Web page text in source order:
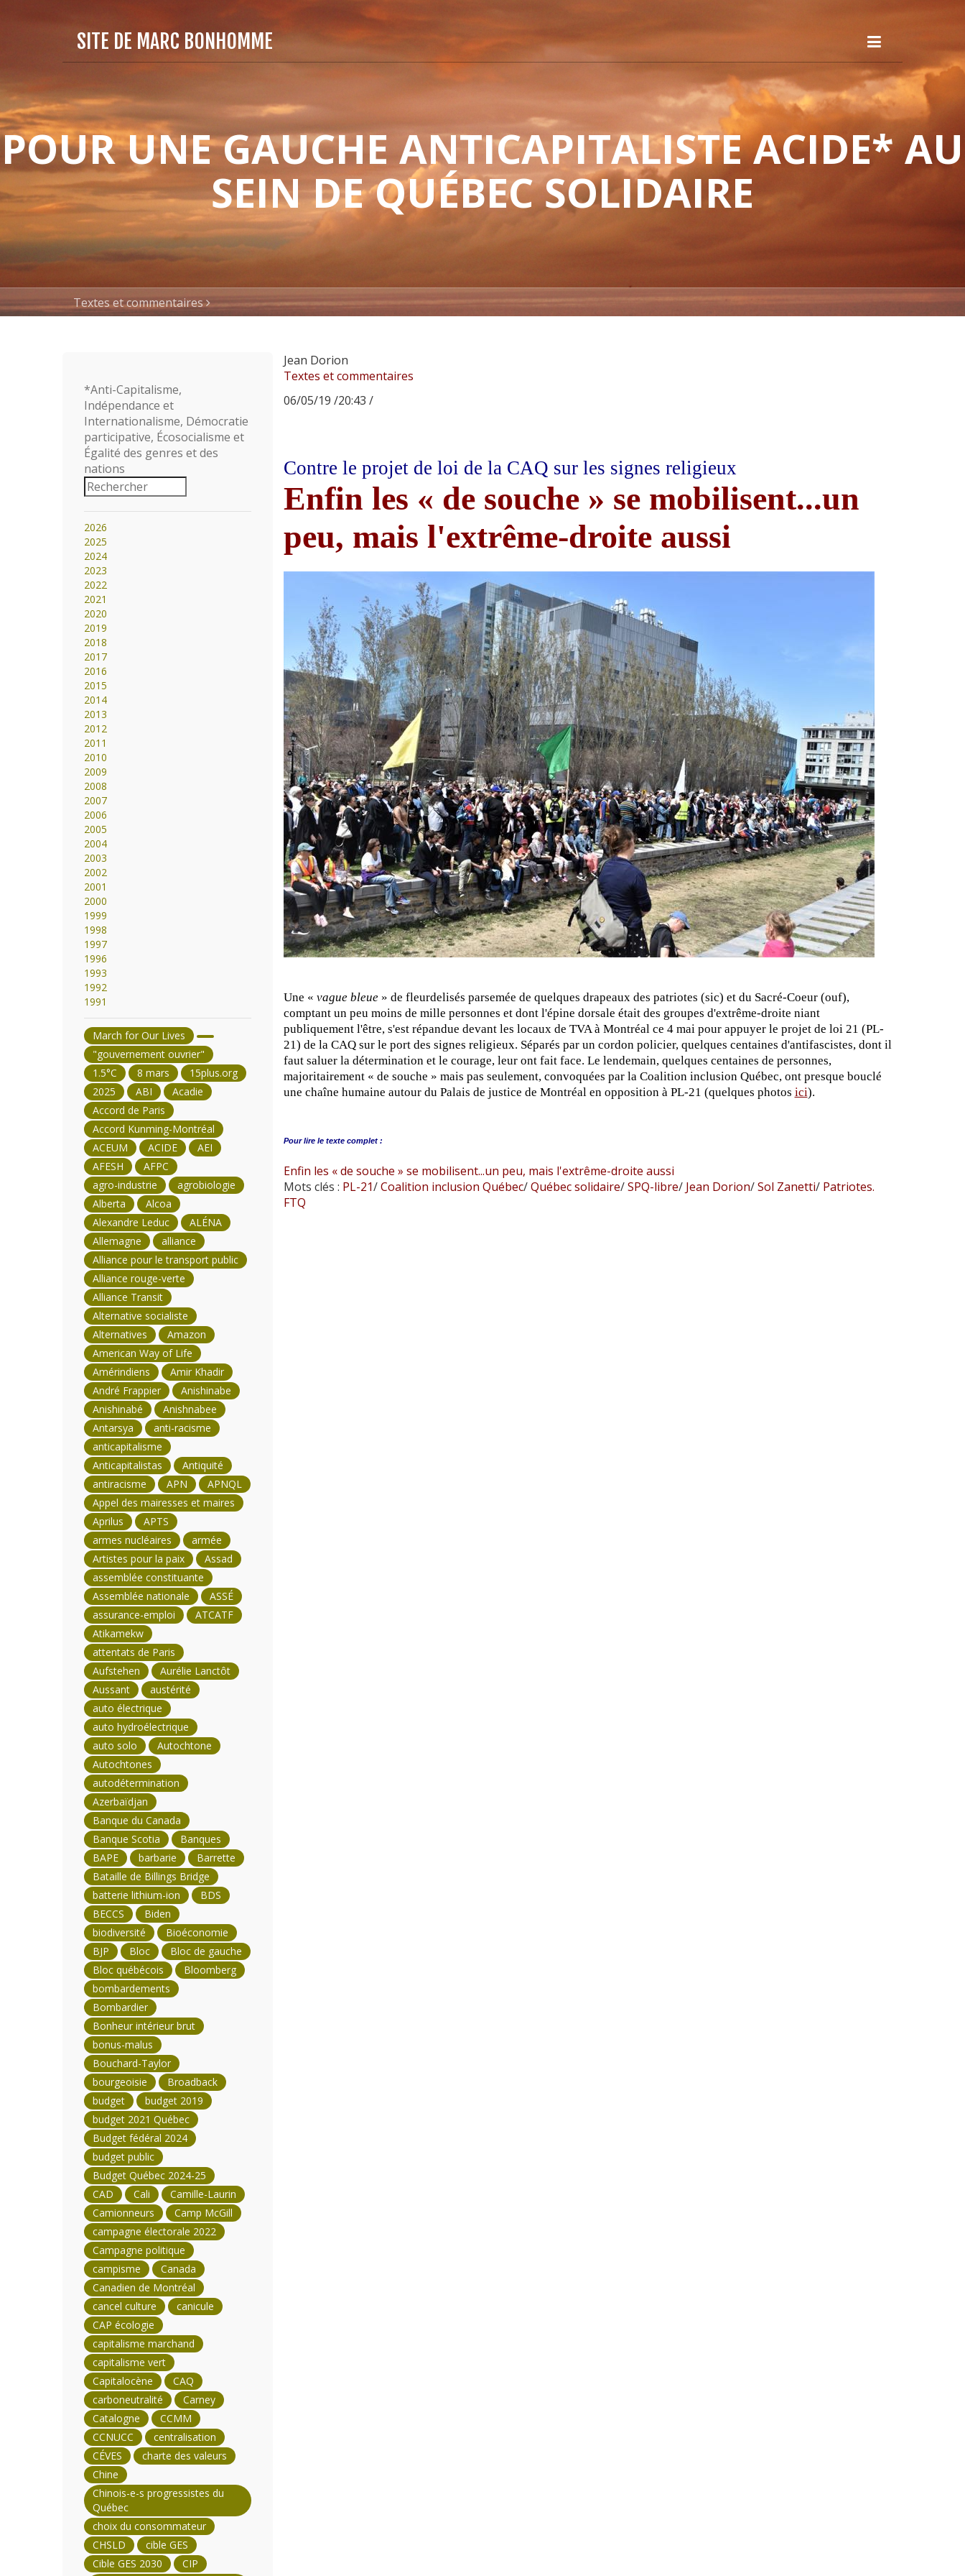
SITE DE MARC BONHOMME
POUR UNE GAUCHE ANTICAPITALISTE ACIDE* AU
SEIN DE QUÉBEC SOLIDAIRE
Textes et commentaires
Jean Dorion
Textes et commentaires
06/05/19 /20:43 /
Contre le projet de loi de la CAQ sur les signes religieux
Enfin les « de souche » se mobilisent...un
peu, mais l'extrême-droite aussi
Une « vague bleue» de fleurdelisés parsemée de quelques drapeaux des patriotes (sic) et du Sacré-Coeur (ouf),
comptant un peu moins de mille personnes et dont l'épine dorsale était des groupes d'extrême-droite niant
publiquement l'être, s'est répandue devant les locaux de TVA à Montréal ce 4 mai pour appuyer le projet de loi 21 (PL-
21) de la CAQ sur le port des signes religieux. Séparés par un cordon policier, quelques centaines d'antifascistes, dont il
faut saluer la détermination et le courage, leur ont fait face. Le lendemain, quelques centaines de personnes,
majoritairement « de souche » mais pas seulement, convoquées par la Coalition inclusion Québec, ont presque bouclé
une chaîne humaine autour du Palais de justice de Montréal en opposition à PL-21 (quelques photos ici).
Pour lire le texte complet :
Enfin les « de souche » se mobilisent...un peu, mais l'extrême-droite aussi
Mots clés : PL-21/Coalition inclusion Québec/Québec solidaire/SPQ-libre/Jean Dorion/Sol Zanetti/Patriotes.
FTQ
*Anti-Capitalisme,
Indépendance et
Internationalisme, Démocratie
participative, Écosocialisme et
Égalité des genres et des
nations
2026
2025
2024
2023
2022
2021
2020
2019
2018
2017
2016
2015
2014
2013
2012
2011
2010
2009
2008
2007
2006
2005
2004
2003
2002
2001
2000
1999
1998
1997
1996
1993
1992
1991
March for Our Lives
"gouvernement ouvrier"
1.5°C
8 mars
15plus.org
2025
ABI
Acadie
Accord de Paris
Accord Kunming-Montréal
ACEUM
ACIDE
AEI
AFESH
AFPC
agro-industrie
agrobiologie
Alberta
Alcoa
Alexandre Leduc
ALÉNA
Allemagne
alliance
Alliance pour le transport public
Alliance rouge-verte
Alliance Transit
Alternative socialiste
Alternatives
Amazon
American Way of Life
Amérindiens
Amir Khadir
André Frappier
Anishinabe
Anishinabé
Anishnabee
Antarsya
anti-racisme
anticapitalisme
Anticapitalistas
Antiquité
antiracisme
APN
APNQL
Appel des mairesses et maires
Aprilus
APTS
armes nucléaires
armée
Artistes pour la paix
Assad
assemblée constituante
Assemblée nationale
ASSÉ
assurance-emploi
ATCATF
Atikamekw
attentats de Paris
Aufstehen
Aurélie Lanctôt
Aussant
austérité
auto électrique
auto hydroélectrique
auto solo
Autochtone
Autochtones
autodétermination
Azerbaïdjan
Banque du Canada
Banque Scotia
Banques
BAPE
barbarie
Barrette
Bataille de Billings Bridge
batterie lithium-ion
BDS
BECCS
Biden
biodiversité
Bioéconomie
BJP
Bloc
Bloc de gauche
Bloc québécois
Bloomberg
bombardements
Bombardier
Bonheur intérieur brut
bonus-malus
Bouchard-Taylor
bourgeoisie
Broadback
budget
budget 2019
budget 2021 Québec
Budget fédéral 2024
budget public
Budget Québec 2024-25
CAD
Cali
Camille-Laurin
Camionneurs
Camp McGill
campagne électorale 2022
Campagne politique
campisme
Canada
Canadien de Montréal
cancel culture
canicule
CAP écologie
capitalisme marchand
capitalisme vert
Capitalocène
CAQ
carboneutralité
Carney
Catalogne
CCMM
CCNUCC
centralisation
CÉVES
charte des valeurs
Chine
Chinois-e-s progressistes du
Québec
choix du consommateur
CHSLD
cible GES
Cible GES 2030
CIP